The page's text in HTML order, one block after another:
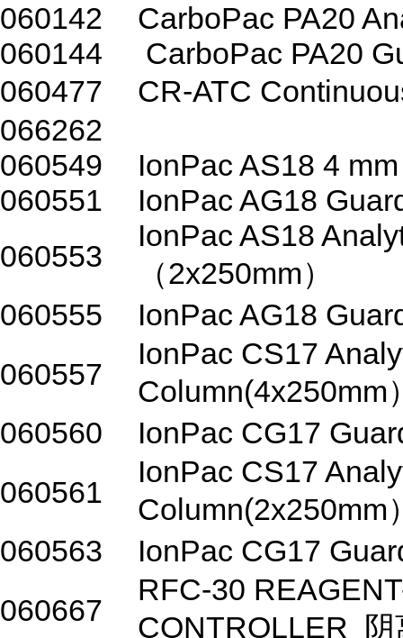
060142
CarboPac PA20
060144
CarboPac PA20
060477
CR-ATC
066262
060549
IonPac AS18 4
060551
IonPac AG18
060553
IonPac AS18
（2x250mm）
060555
IonPac AG18
060557
IonPac CS17
Column(4x250mm
060560
IonPac CG17
060561
IonPac CS17
Column(2x250mm
060563
IonPac CG17
060667
RFC-30
CONTROLLER 阴